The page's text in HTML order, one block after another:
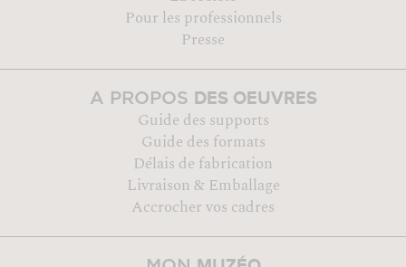
Pour les professionnels
Presse
A PROPOS DES OEUVRES
Guide des supports
Guide des formats
Délais de fabrication
Livraison & Emballage
Accrocher vos cadres